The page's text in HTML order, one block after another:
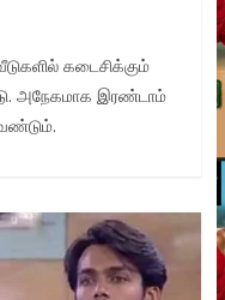
கடைசிக்கும்
அநேகமாக இரண்டாம்